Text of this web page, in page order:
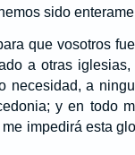
sido
que vosotros
a otras
necesidad, a
y en todo
impedirá esta